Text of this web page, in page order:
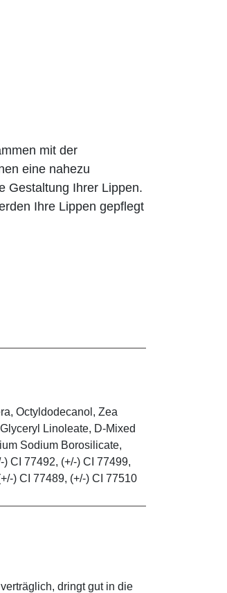
mit der
eine nahezu
Gestaltung Ihrer Lippen.
Ihre Lippen gepflegt
Octyldodecanol, Zea
Linoleate, D-Mixed
Sodium Borosilicate,
CI 77492, (+/-) CI 77499,
) CI 77489, (+/-) CI 77510
dringt gut in die